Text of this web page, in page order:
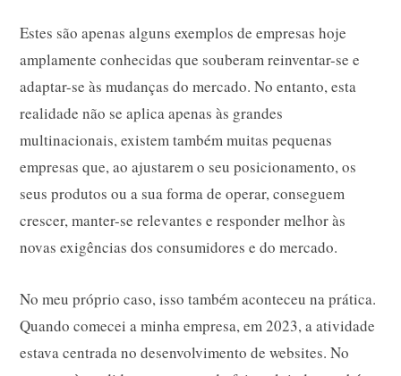
Estes são apenas alguns exemplos de empresas hoje
amplamente conhecidas que souberam reinventar-se e
adaptar-se às mudanças do mercado. No entanto, esta
realidade não se aplica apenas às grandes
multinacionais, existem também muitas pequenas
empresas que, ao ajustarem o seu posicionamento, os
seus produtos ou a sua forma de operar, conseguem
crescer, manter-se relevantes e responder melhor às
novas exigências dos consumidores e do mercado.
No meu próprio caso, isso também aconteceu na prática.
Quando comecei a minha empresa, em 2023, a atividade
estava centrada no desenvolvimento de websites. No